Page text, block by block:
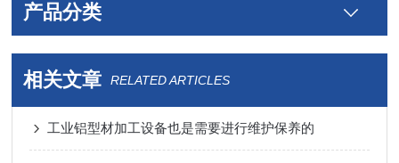
产品分类
相关文章 RELATED ARTICLES
工业铝型材加工设备也是需要进行维护保养的